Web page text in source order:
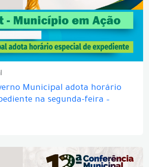
Municipal adota horário
na segunda-feira –